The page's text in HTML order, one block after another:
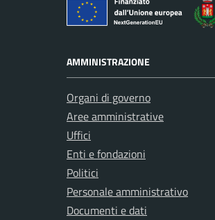
AMMINISTRAZIONE
Organi di governo
Aree amministrative
Uffici
Enti e fondazioni
Politici
Personale amministrativo
Documenti e dati